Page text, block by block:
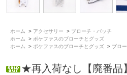
ホーム > アクセサリー > ブローチ・バッチ
ホーム
> ポケファスのブローチとグッズ
ホーム
> ポケファスのブローチとグッズ > ブロ
★再入荷なし【廃番